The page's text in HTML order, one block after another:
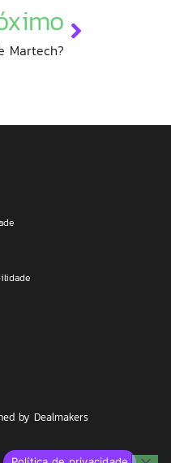
Martech?
by Dealmakers